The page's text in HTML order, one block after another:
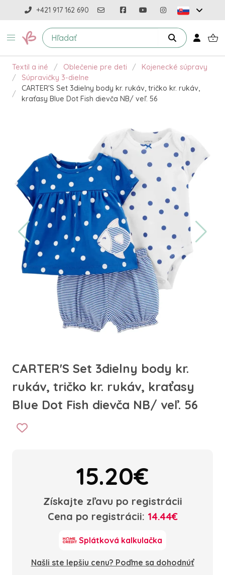
+421 917 162 690
Textil a iné Oblečenie pre deti
Kojenecké súpravy
Súpravičky 3-dielne
CARTER'S Set 3dielny body kr. rukáv, tričko kr. rukáv,
kraťasy Blue Dot Fish dievča NB/ veľ. 56
CARTER'S Set 3dielny body kr.
rukáv, tričko kr. rukáv, kraťasy
Blue Dot Fish dievča NB/ veľ. 56
15.20€
Získajte zľavu po registrácii
Cena po registrácii: 14.44€
Splátková kalkulačka
Našli ste lepšiu cenu? Poďme sa dohodnúť